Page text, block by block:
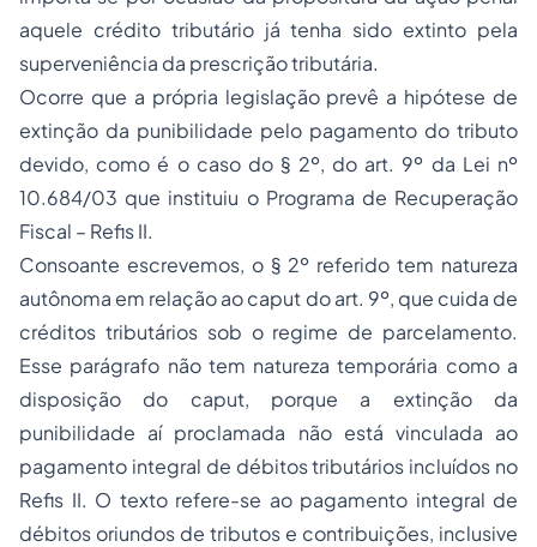
aquele crédito tributário já tenha sido extinto pela
superveniência da prescrição tributária.
Ocorre que a própria legislação prevê a hipótese de
extinção da punibilidade pelo pagamento do tributo
devido, como é o caso do § 2º, do art. 9º da Lei nº
10.684/03 que instituiu o Programa de Recuperação
Fiscal – Refis II.
Consoante escrevemos, o § 2º referido tem natureza
autônoma em relação ao caput do art. 9º, que cuida de
créditos tributários sob o regime de parcelamento.
Esse parágrafo não tem natureza temporária como a
disposição do caput, porque a extinção da
punibilidade aí proclamada não está vinculada ao
pagamento integral de débitos tributários incluídos no
Refis II. O texto refere-se ao pagamento integral de
débitos oriundos de tributos e contribuições, inclusive